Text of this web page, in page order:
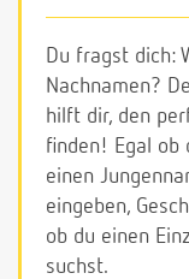
Du fragst dich:
Nachnamen?
hilft dir, den
finden! Egal ob
einen
eingeben,
ob du einen
suchst.